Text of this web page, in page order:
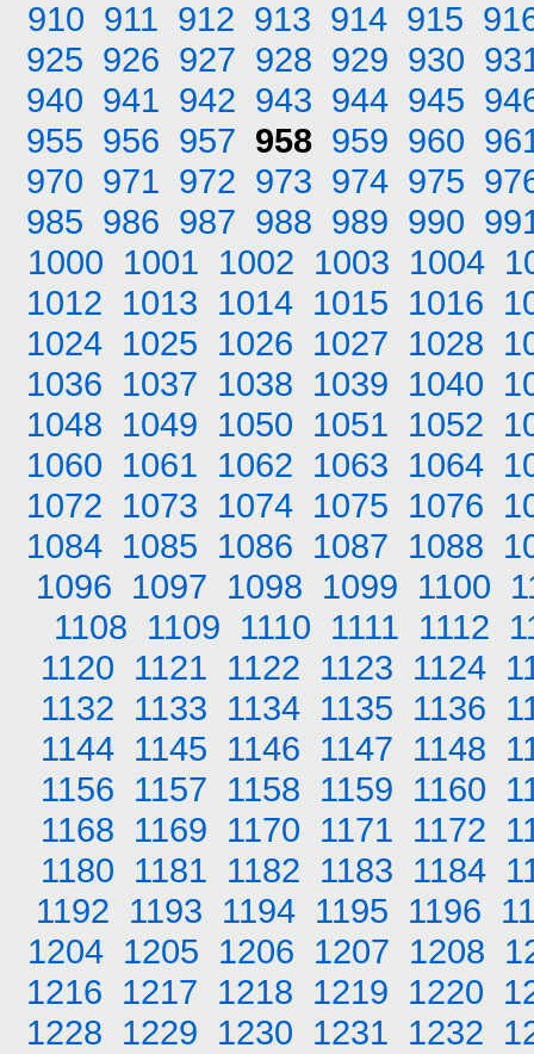
910 911 912 913 914 915
925 926 927 928 929 930
940 941 942 943 944 945
955 956 957 958 959 960
970 971 972 973 974 975
985 986 987 988 989 990
1000 1001 1002 1003 1004
1012 1013 1014 1015 1016
1024 1025 1026 1027 1028
1036 1037 1038 1039 1040
1048 1049 1050 1051 1052
1060 1061 1062 1063 1064
1072 1073 1074 1075 1076
1084 1085 1086 1087 1088
1096 1097 1098 1099 1100
1108 1109 1110 1111 1112
1120 1121 1122 1123 1124
1132 1133 1134 1135 1136
1144 1145 1146 1147 1148
1156 1157 1158 1159 1160
1168 1169 1170 1171 1172
1180 1181 1182 1183 1184
1192 1193 1194 1195 1196
1204 1205 1206 1207 1208
1216 1217 1218 1219 1220
1228 1229 1230 1231 1232